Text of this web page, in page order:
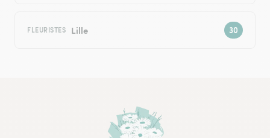
FLEURISTES Lille